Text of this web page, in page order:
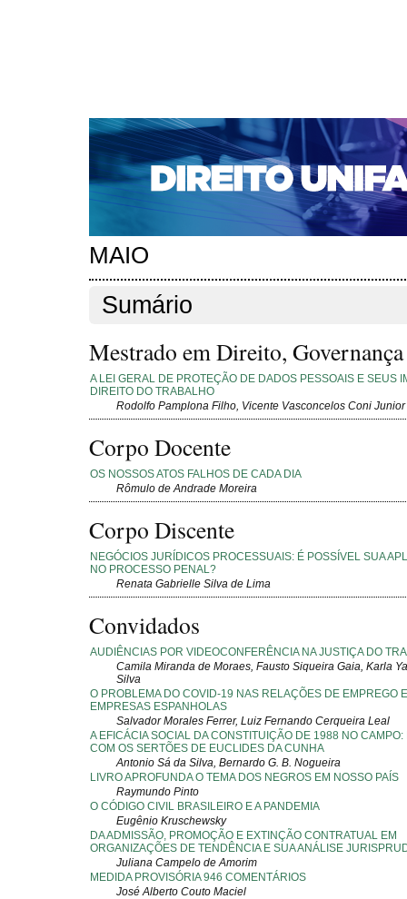
CAPA SOBRE ACESSO CADASTRO
NOTÍCIAS
EDIÇÕES DE Nº 1 A 100 WEBMAIL
Capa>Edições anteriores>n. 239 (2020)
n. 239 (2020)
MAIO
Sumário
Mestrado em Direito,
A LEI GERAL DE PROTEÇÃO DE DADOS PESSOAIS E SEUS
DIREITO DO TRABALHO
Rodolfo Pamplona Filho, Vicente Vasconcelos Coni Junior
Corpo Docente
OS NOSSOS ATOS FALHOS DE CADA DIA
Rômulo de Andrade Moreira
Corpo Discente
NEGÓCIOS JURÍDICOS PROCESSUAIS: É POSSÍVEL SUA
NO PROCESSO PENAL?
Renata Gabrielle Silva de Lima
Convidados
AUDIÊNCIAS POR VIDEOCONFERÊNCIA NA JUSTIÇA DO
Camila Miranda de Moraes, Fausto Siqueira Gaia, Karla
Silva
O PROBLEMA DO COVID-19 NAS RELAÇÕES DE EMPREGO
EMPRESAS ESPANHOLAS
Salvador Morales Ferrer, Luiz Fernando Cerqueira Leal
A EFICÁCIA SOCIAL DA CONSTITUIÇÃO DE 1988 NO CAMPO:
COM OS SERTÕES DE EUCLIDES DA CUNHA
Antonio Sá da Silva, Bernardo G. B. Nogueira
LIVRO APROFUNDA O TEMA DOS NEGROS EM NOSSO PAÍS
Raymundo Pinto
O CÓDIGO CIVIL BRASILEIRO E A PANDEMIA
Eugênio Kruschewsky
DA ADMISSÃO, PROMOÇÃO E EXTINÇÃO CONTRATUAL EM
ORGANIZAÇÕES DE TENDÊNCIA E SUA ANÁLISE
Juliana Campelo de Amorim
MEDIDA PROVISÓRIA 946 COMENTÁRIOS
José Alberto Couto Maciel